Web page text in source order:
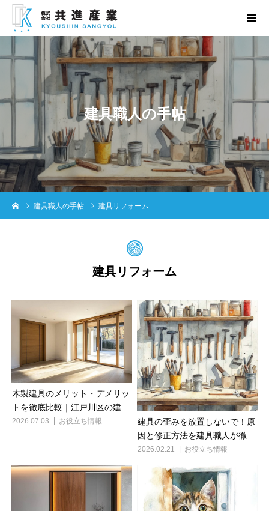
建具職人の手帖
建具職人の手帖 建具リフォーム
建具リフォーム
木製建具のメリット・デメリッ
トを徹底比較｜江戸川区の建...
2026.07.03 お役立ち情報
建具の歪みを放置しないで！原
因と修正方法を建具職人が徹...
2026.02.21 お役立ち情報